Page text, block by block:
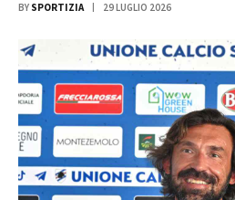
BY SPORTIZIA 29 LUGLIO 2026